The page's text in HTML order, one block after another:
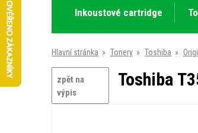
Inkoustové cartridge
Hlavní stránka » Tonery » Toshiba »
zpět na
výpis
Toshiba